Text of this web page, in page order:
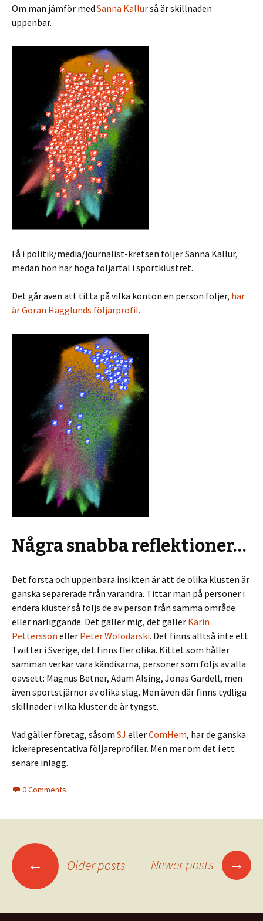
Om man jämför med Sanna Kallurså är skillnaden
uppenbar.
Få i politik/media/journalist-kretsen följer Sanna Kallur,
medan hon har höga följartal i sportklustret.
Det går även att titta på vilka konton en person följer, här
är Göran Hägglunds följarprofil.
Några snabba reflektioner…
Det första och uppenbara insikten är att de olika klusten är
ganska separerade från varandra. Tittar man på personer i
endera kluster så följs de av person från samma område
eller närliggande. Det gäller mig, det gäller Karin
Pettersson eller Peter Wolodarski. Det finns alltså inte ett
Twitter i Sverige, det finns fler olika. Kittet som håller
samman verkar vara kändisarna, personer som följs av alla
oavsett: Magnus Betner, Adam Alsing, Jonas Gardell, men
även sportstjärnor av olika slag. Men även där finns tydliga
skillnader i vilka kluster de är tyngst.
Vad gäller företag, såsom SJ ellerComHem, har de ganska
ickerepresentativa följareprofiler. Men mer om det i ett
senare inlägg.
0 Comments
Posts
← Older posts Newer posts →